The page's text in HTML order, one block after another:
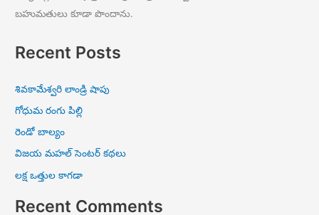
బహుమతులు కూడా పొందాను.
Recent Posts
శివకామేశ్వరి లాండ్రి షాపు
గోధుమ రంగు పిల్లి
రెండో బాల్యం
విజయ మహల్ సెంటర్ కథలు
లక్ష ఒత్తుల కాగడా
Recent Comments